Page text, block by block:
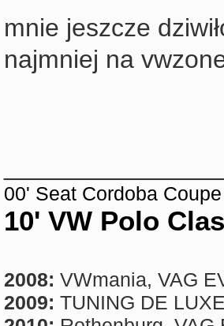
mnie jeszcze
najmniej na
00' Seat Cordoba
10' VW Polo
2008: VWmania, VAG
2009: TUNING DE